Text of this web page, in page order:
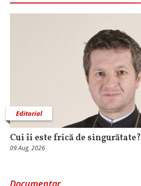
Editorial
Cui îi este frică de singurătate?
09 Aug, 2026
Documentar